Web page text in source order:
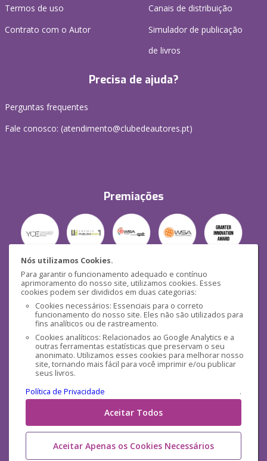
Nós utilizamos Cookies.
Para garantir o funcionamento adequado e contínuo
aprimoramento do nosso site, utilizamos cookies. Esses
cookies podem ser divididos em duas categorias:
Cookies necessários: Essenciais para o correto
funcionamento do nosso site. Eles não são utilizados para
fins analíticos ou de rastreamento.
Cookies analíticos: Relacionados ao Google Analytics e a
outras ferramentas estatísticas que preservam o seu
anonimato. Utilizamos esses cookies para melhorar nosso
site, tornando mais fácil para você imprimir e/ou publicar
seus livros.
Política de Privacidade
.
Aceitar Todos
Aceitar Apenas os Cookies Necessários
Termos de uso
Contrato com o Autor
Canais de distribuição
Simulador de publicação
de livros
Precisa de ajuda?
Perguntas frequentes
Fale conosco: (atendimento@clubedeautores.pt)
Premiações
Segurança
Mídias Sociais